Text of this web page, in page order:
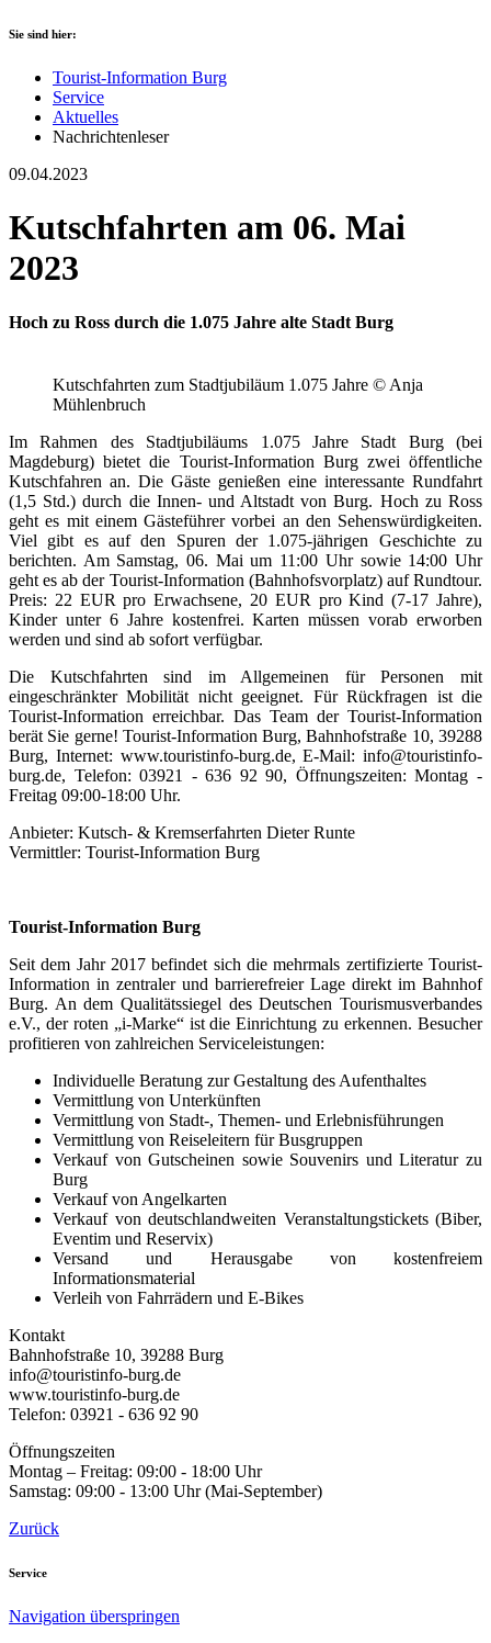
Sie sind hier:
Tourist-Information Burg
Service
Aktuelles
Nachrichtenleser
09.04.2023
Kutschfahrten am 06. Mai
2023
Hoch zu Ross durch die 1.075 Jahre alte Stadt Burg
Kutschfahrten zum Stadtjubiläum 1.075 Jahre © Anja
Mühlenbruch
Im Rahmen des Stadtjubiläums 1.075 Jahre Stadt Burg (bei
Magdeburg) bietet die Tourist-Information Burg zwei öffentliche
Kutschfahren an. Die Gäste genießen eine interessante Rundfahrt
(1,5 Std.) durch die Innen- und Altstadt von Burg. Hoch zu Ross
geht es mit einem Gästeführer vorbei an den Sehenswürdigkeiten.
Viel gibt es auf den Spuren der 1.075-jährigen Geschichte zu
berichten. Am Samstag, 06. Mai um 11:00 Uhr sowie 14:00 Uhr
geht es ab der Tourist-Information (Bahnhofsvorplatz) auf Rundtour.
Preis: 22 EUR pro Erwachsene, 20 EUR pro Kind (7-17 Jahre),
Kinder unter 6 Jahre kostenfrei. Karten müssen vorab erworben
werden und sind ab sofort verfügbar.
Die Kutschfahrten sind im Allgemeinen für Personen mit
eingeschränkter Mobilität nicht geeignet. Für Rückfragen ist die
Tourist-Information erreichbar. Das Team der Tourist-Information
berät Sie gerne! Tourist-Information Burg, Bahnhofstraße 10, 39288
Burg, Internet: www.touristinfo-burg.de, E-Mail: info@touristinfo-
burg.de, Telefon: 03921 - 636 92 90, Öffnungszeiten: Montag -
Freitag 09:00-18:00 Uhr.
Anbieter: Kutsch- & Kremserfahrten Dieter Runte
Vermittler: Tourist-Information Burg
Tourist-Information Burg
Seit dem Jahr 2017 befindet sich die mehrmals zertifizierte Tourist-
Information in zentraler und barrierefreier Lage direkt im Bahnhof
Burg. An dem Qualitätssiegel des Deutschen Tourismusverbandes
e.V., der roten „i-Marke“ ist die Einrichtung zu erkennen. Besucher
profitieren von zahlreichen Serviceleistungen:
Individuelle Beratung zur Gestaltung des Aufenthaltes
Vermittlung von Unterkünften
Vermittlung von Stadt-, Themen- und Erlebnisführungen
Vermittlung von Reiseleitern für Busgruppen
Verkauf von Gutscheinen sowie Souvenirs und Literatur zu
Burg
Verkauf von Angelkarten
Verkauf von deutschlandweiten Veranstaltungstickets (Biber,
Eventim und Reservix)
Versand und Herausgabe von kostenfreiem
Informationsmaterial
Verleih von Fahrrädern und E-Bikes
Kontakt
Bahnhofstraße 10, 39288 Burg
info@touristinfo-burg.de
www.touristinfo-burg.de
Telefon: 03921 - 636 92 90
Öffnungszeiten
Montag – Freitag: 09:00 - 18:00 Uhr
Samstag: 09:00 - 13:00 Uhr (Mai-September)
Zurück
Service
Navigation überspringen